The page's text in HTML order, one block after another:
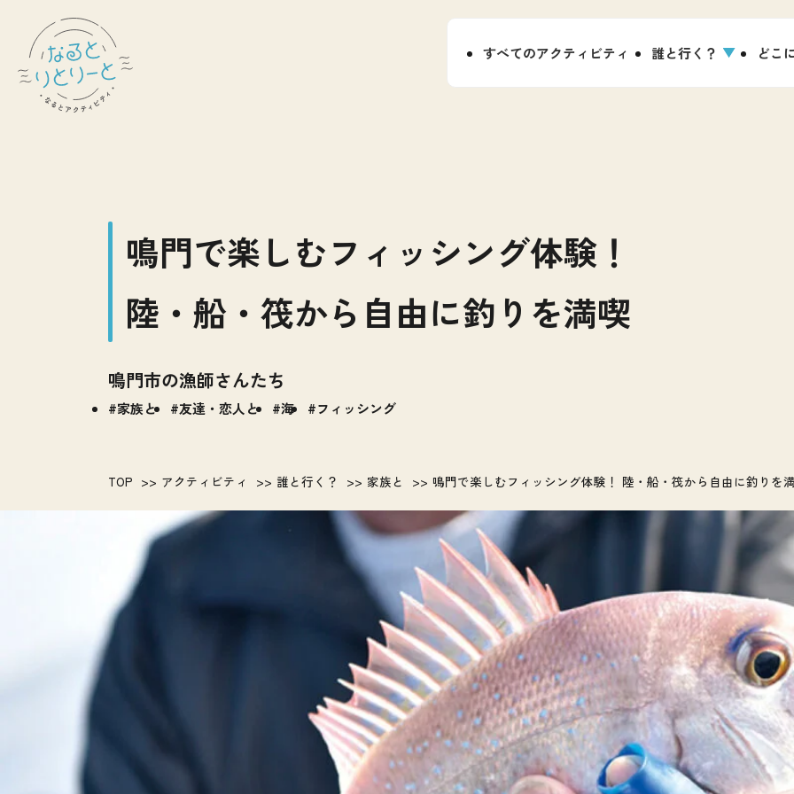
すべてのアクティビティ 誰と行く？ どこ
鳴門で楽しむフィッシング体験！
陸・船・筏から自由に釣りを満喫
鳴門市の漁師さんたち
家族と 友達・恋人と 海 フィッシング
TOP アクティビティ 誰と行く？ 家族と 鳴門で楽しむフィッシング体験！ 陸・船・筏から自由に釣りを